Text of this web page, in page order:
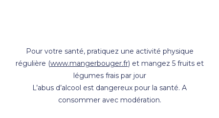
Pour votre santé, pratiquez une activité physique
régulière (www.mangerbouger.fr) et mangez 5 fruits et
légumes frais par jour
L’abus d’alcool est dangereux pour la santé. A
consommer avec modération.